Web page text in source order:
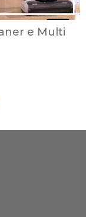
e Multi